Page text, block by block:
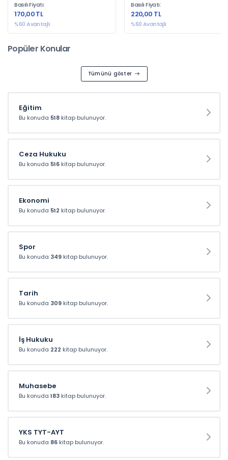
alışverişlerinizde
kullanabileceğiniz 10 TL
Hediye Çeki fırsatı!
Basılı Fiyatı:
170,00 TL
%60 Avantajlı
Basılı Fiyatı:
220,00 TL
%60 Avantajlı
Popüler Konular
Tümünü göster
Eğitim
Bu konuda 518kitap bulunuyor.
Ceza Hukuku
Bu konuda 516kitap bulunuyor.
Ekonomi
Bu konuda 512 kitap bulunuyor.
Spor
Bu konuda 349kitap bulunuyor.
Tarih
Bu konuda 309kitap bulunuyor.
İş Hukuku
Bu konuda 222 kitap bulunuyor.
Muhasebe
Bu konuda 183kitap bulunuyor.
YKS TYT-AYT
Bu konuda 86kitap bulunuyor.